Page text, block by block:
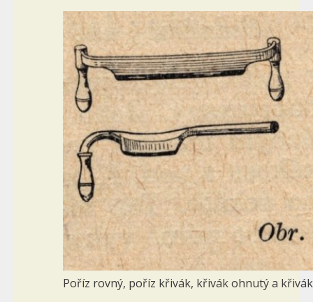
Poříz rovný, poříz křivák, křivák ohnutý a